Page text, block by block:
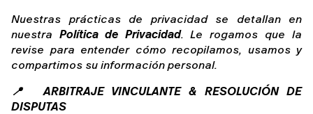
Nuestras prácticas de privacidad se detallan en
nuestra Política de Privacidad. Le rogamos que la
revise para entender cómo recopilamos, usamos y
compartimos su información personal.
📍  ARBITRAJE VINCULANTE & RESOLUCIÓN DE
DISPUTAS